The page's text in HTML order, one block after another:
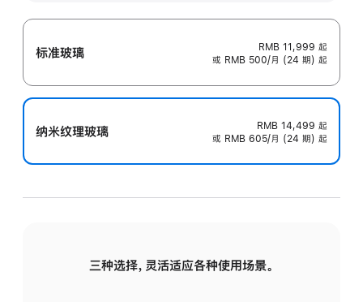
标准玻璃 RMB 11,999 起
或 RMB 500/月 (24 期) 起
纳米纹理玻璃 RMB 14,499 起
或 RMB 605/月 (24 期) 起
三种选择，灵活适应各种使用场景。